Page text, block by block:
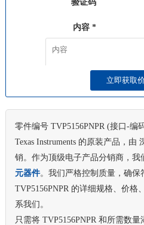
验证码
请发送短信收到的验证码
内容 *
零件编号 TVP5156PNPR (接口-编
Texas Instruments 的原装产品，
销。作为顶级电子产品分销商，我
元器件。我们严格控制质量，确保
TVP5156PNPR 的详细规格、价格
系我们。
只需将 TVP5156PNPR 和所需数